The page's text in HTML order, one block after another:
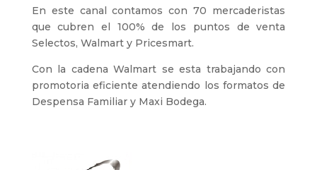
En este canal contamos con 70 mercaderistas
que cubren el 100% de los puntos de venta
Selectos, Walmart y Pricesmart.
Con la cadena Walmart se esta trabajando con
promotoria eficiente atendiendo los formatos de
Despensa Familiar y Maxi Bodega.